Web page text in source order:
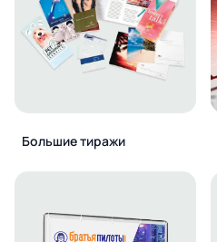
Большие тиражи